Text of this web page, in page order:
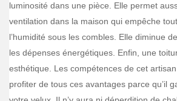
luminosité dans une pièce. Elle permet
ventilation dans la maison qui empêche
l’humidité sous les combles. Elle diminue
les dépenses énergétiques. Enfin, une
esthétique. Les compétences de cet
profiter de tous ces avantages parce qu’il